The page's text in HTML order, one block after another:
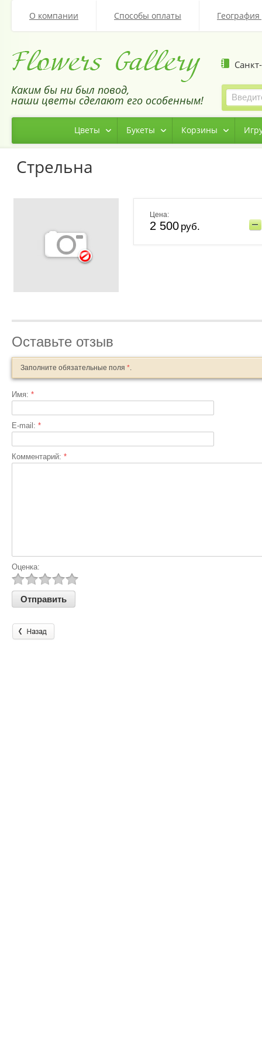
О компании Способы оплаты География
Каким бы ни был повод,
наши цветы сделают его особенным!
Цветы Букеты Корзины
Стрельна
Цена:
2 500 руб.
Оставьте отзыв
Заполните обязательные поля *.
Имя: *
E-mail: *
Комментарий: *
Оценка: